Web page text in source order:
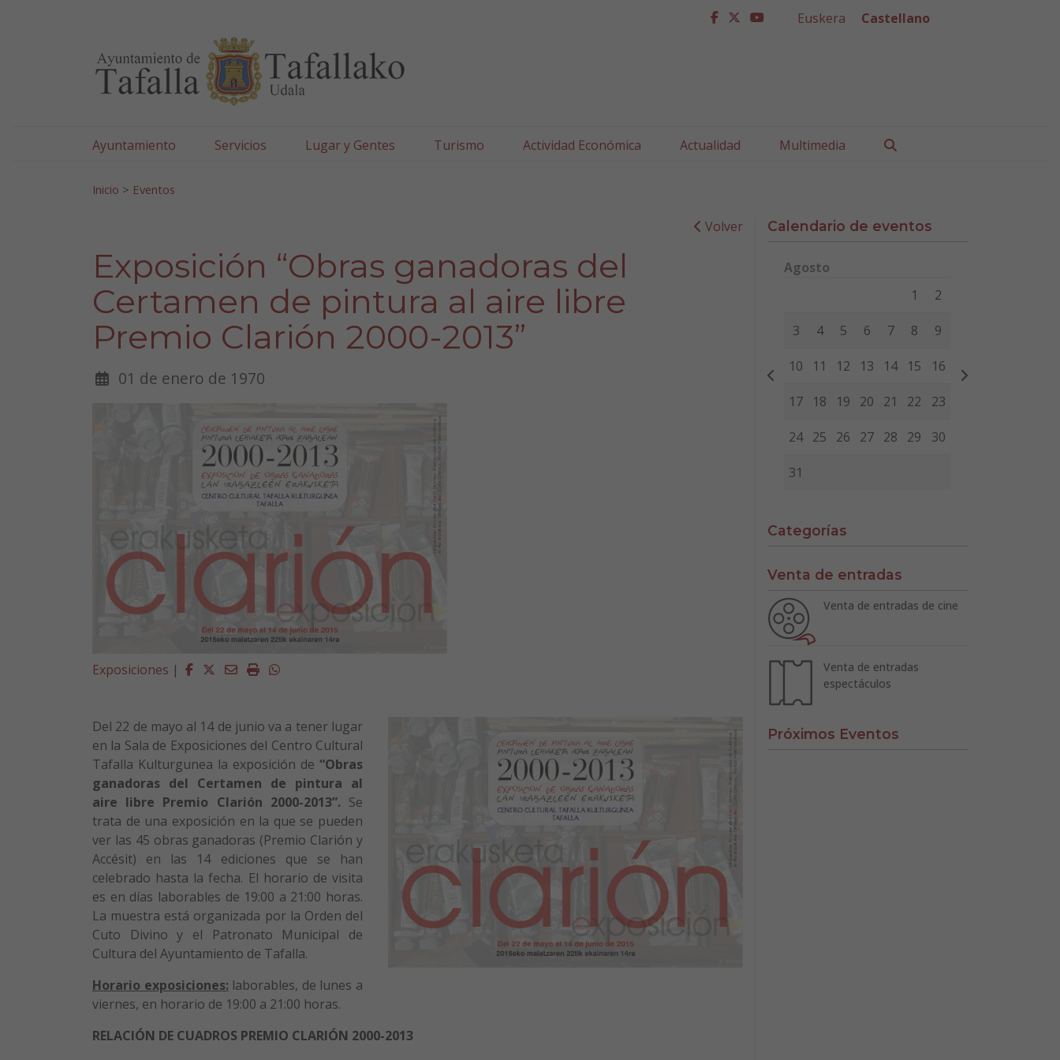
facebook
twitter
youtube
Euskera Castellano
Ayuntamiento Servicios Lugar y Gentes Turismo Actividad Económica Actualidad Multimedia
Inicio > Eventos
Volver
Exposición “Obras ganadoras del
Certamen de pintura al aire libre
Premio Clarión 2000-2013”
01 de enero de 1970
Exposiciones | Facebook
Twitter
EmailImprimirWhatsapp
Del 22 de mayo al 14 de junio va a tener lugar
en la Sala de Exposiciones del Centro Cultural
Tafalla Kulturgunea la exposición de “Obras
ganadoras del Certamen de pintura al
aire libre Premio Clarión 2000-2013”. Se
trata de una exposición en la que se pueden
ver las 45 obras ganadoras (Premio Clarión y
Accésit) en las 14 ediciones que se han
celebrado hasta la fecha. El horario de visita
es en días laborables de 19:00 a 21:00 horas.
La muestra está organizada por la Orden del
Cuto Divino y el Patronato Municipal de
Cultura del Ayuntamiento de Tafalla.
Horario exposiciones: laborables, de lunes a
viernes, en horario de 19:00 a 21:00 horas.
RELACIÓN DE CUADROS PREMIO CLARIÓN 2000-2013
Calendario de eventos
Agosto
Miércoles Jueves
1 2
3 4 5 6 7 8 9
10 11 12 13 14 15 16
17 18 19 20 21 22 23
24 25 26 27 28 29 30
31
Categorías
Venta de entradas
Venta de entradas de cine
Venta de entradas
espectáculos
Próximos Eventos